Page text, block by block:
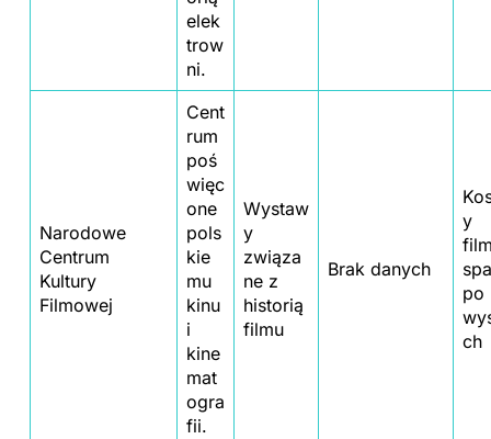
elek
trow
ni.
Narodowe
Centrum
Kultury
Filmowej
Cent
rum
poś
więc
one
pols
kie
mu
kinu
i
kine
mat
ogra
fii.
Wystaw
y
związa
ne z
historią
filmu
Brak danych
y
po
ch